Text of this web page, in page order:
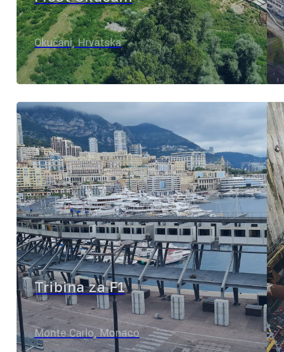
Okučani, Hrvatska
Tribina za F1
Monte Carlo, Monaco